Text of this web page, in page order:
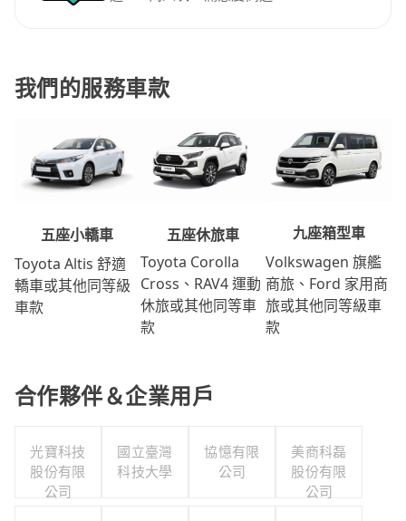
我們的服務車款
五座小轎車
Toyota Altis 舒適
轎車或其他同等級
車款
五座休旅車
Toyota Corolla
Cross、RAV4 運動
休旅或其他同等車
款
九座箱型車
Volkswagen 旗艦
商旅、Ford 家用商
旅或其他同等級車
款
合作夥伴＆企業用戶
光寶科技
股份有限
公司
國立臺灣
科技大學
協憶有限
公司
美商科磊
股份有限
公司